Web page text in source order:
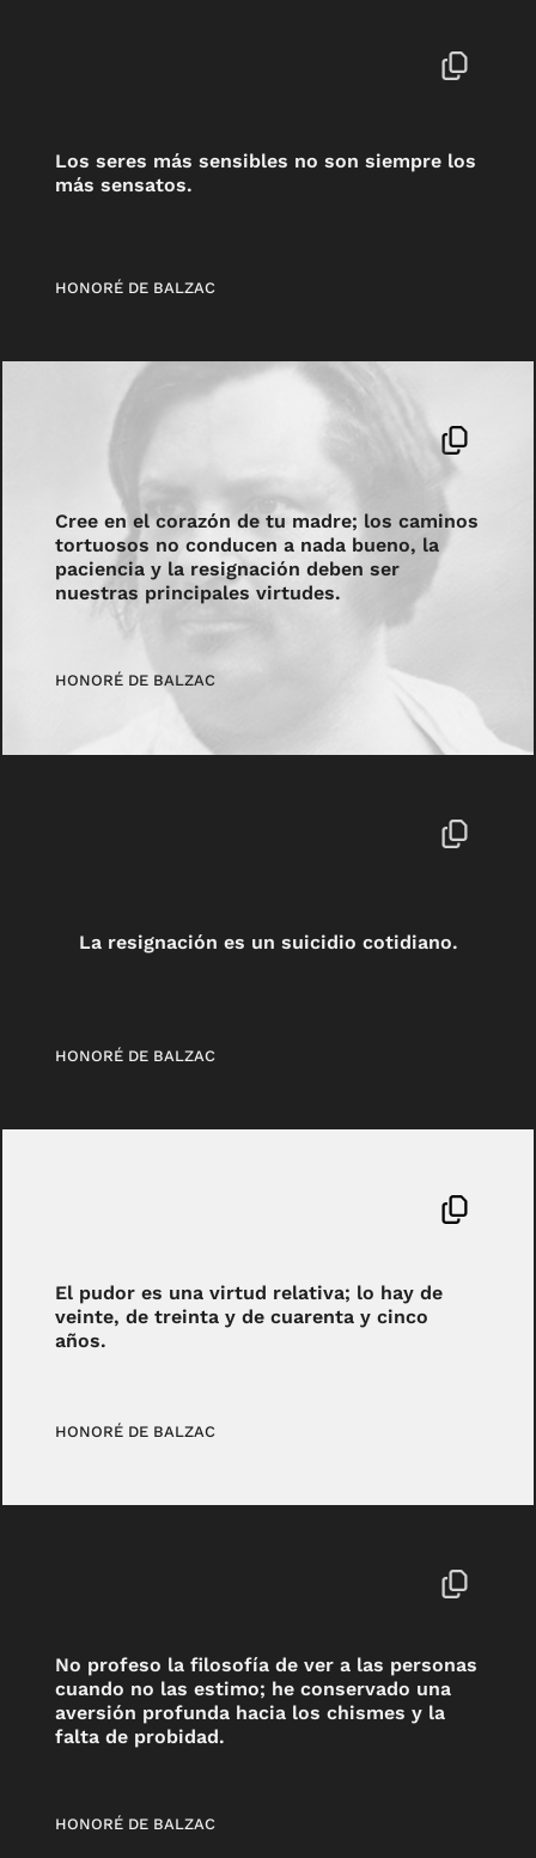
Los seres más sensibles no son siempre los
más sensatos.
HONORÉ DE BALZAC
Cree en el corazón de tu madre; los caminos
tortuosos no conducen a nada bueno, la
paciencia y la resignación deben ser
nuestras principales virtudes.
HONORÉ DE BALZAC
La resignación es un suicidio cotidiano.
HONORÉ DE BALZAC
El pudor es una virtud relativa; lo hay de
veinte, de treinta y de cuarenta y cinco
años.
HONORÉ DE BALZAC
No profeso la filosofía de ver a las personas
cuando no las estimo; he conservado una
aversión profunda hacia los chismes y la
falta de probidad.
HONORÉ DE BALZAC